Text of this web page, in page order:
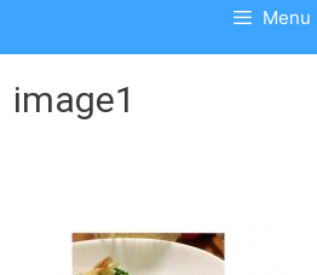
Menu
image1